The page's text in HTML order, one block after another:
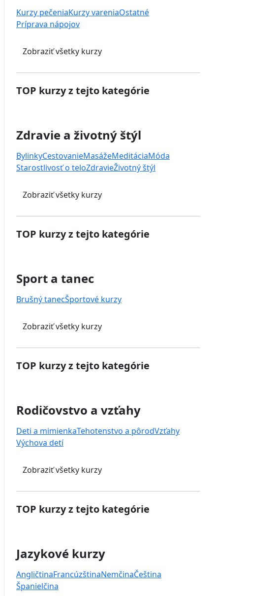
Kurzy pečeniaKurzy vareniaOstatné
Príprava nápojov
Zobraziť všetky kurzy
TOP kurzy z tejto kategórie
Zdravie a životný štýl
BylinkyCestovanieMasážeMeditáciaMóda
Starostlivosť o teloZdravieŽivotný štýl
Zobraziť všetky kurzy
TOP kurzy z tejto kategórie
Sport a tanec
Brušný tanecŠportové kurzy
Zobraziť všetky kurzy
TOP kurzy z tejto kategórie
Rodičovstvo a vzťahy
Deti a mimienkaTehotenstvo a pôrodVzťahy
Výchova detí
Zobraziť všetky kurzy
TOP kurzy z tejto kategórie
Jazykové kurzy
AngličtinaFrancúzštinaNemčinaČeština
Španielčina